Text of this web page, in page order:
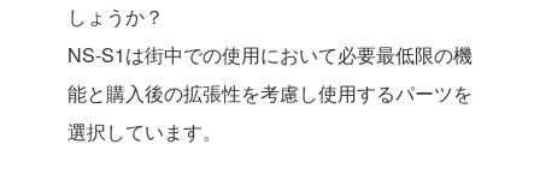
しょうか？
NS-S1は街中での使用において必要最低限の機
能と購入後の拡張性を考慮し使用するパーツを
選択しています。